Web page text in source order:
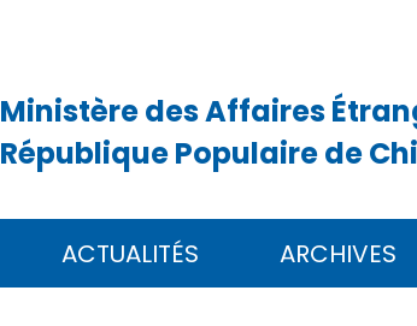
Ministère des Affaires
République Populaire de
ACTUALITÉS ARCHIVES